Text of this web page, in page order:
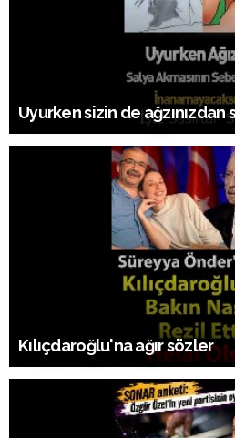
Uyurken sizin de ağzınızdan
Kılıçdaroğlu'na ağır sözler